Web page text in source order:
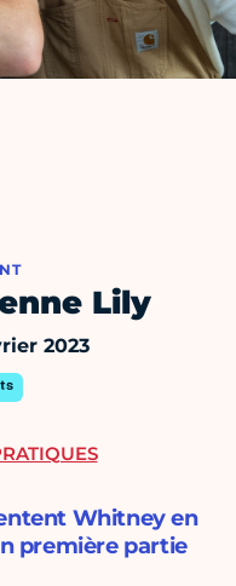
Lily
2023
Whitney en
première partie